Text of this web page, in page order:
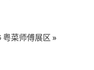
粤菜师傅展区 »